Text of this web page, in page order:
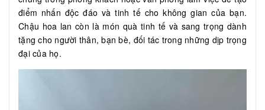
điểm nhấn độc đáo và tinh tế cho không gian của bạn.
Chậu hoa lan còn là món quà tinh tế và sang trọng dành
tặng cho người thân, bạn bè, đối tác trong những dịp trọng
đại của họ.